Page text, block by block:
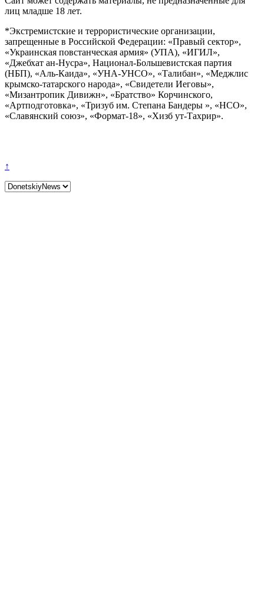
лиц младше 18 лет.
*Экстремистские и террористические организации,
запрещенные в Российской Федерации: «Правый сектор»,
«Украинская повстанческая армия» (УПА), «ИГИЛ»,
«Джебхат ан-Нусра», Национал-Большевистская партия
(НБП), «Аль-Каида», «УНА-УНСО», «Талибан», «Меджлис
крымско-татарского народа», «Свидетели Иеговы»,
«Мизантропик Дивижн», «Братство» Корчинского,
«Артподготовка», «Тризуб им. Степана Бандеры », «НСО»,
«Славянский союз», «Формат-18», «Хизб ут-Тахрир».
↑